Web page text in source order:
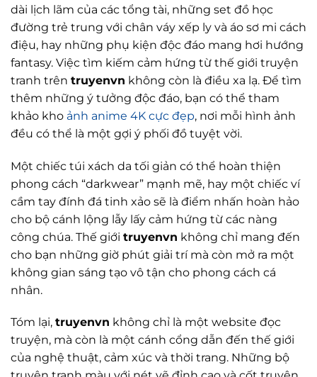
dài lịch lãm của các tổng tài, những set đồ học
đường trẻ trung với chân váy xếp ly và áo sơ mi cách
điệu, hay những phụ kiện độc đáo mang hơi hướng
fantasy. Việc tìm kiếm cảm hứng từ thế giới truyện
tranh trên truyenvn không còn là điều xa lạ. Để tìm
thêm những ý tưởng độc đáo, bạn có thể tham
khảo kho ảnh anime 4K cực đẹp, nơi mỗi hình ảnh
đều có thể là một gợi ý phối đồ tuyệt vời.
Một chiếc túi xách da tối giản có thể hoàn thiện
phong cách “darkwear” mạnh mẽ, hay một chiếc ví
cầm tay đính đá tinh xảo sẽ là điểm nhấn hoàn hảo
cho bộ cánh lộng lẫy lấy cảm hứng từ các nàng
công chúa. Thế giới truyenvn không chỉ mang đến
cho bạn những giờ phút giải trí mà còn mở ra một
không gian sáng tạo vô tận cho phong cách cá
nhân.
Tóm lại, truyenvn không chỉ là một website đọc
truyện, mà còn là một cánh cổng dẫn đến thế giới
của nghệ thuật, cảm xúc và thời trang. Những bộ